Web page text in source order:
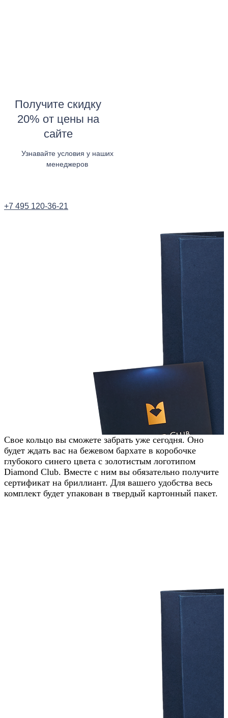
Получите скидку
20% от цены на
сайте
Узнавайте условия у наших
менеджеров
+7 495 120-36-21
Свое кольцо вы сможете забрать уже сегодня. Оно
будет ждать вас на бежевом бархате в коробочке
глубокого синего цвета с золотистым логотипом
Diamond Club. Вместе с ним вы обязательно получите
сертификат на бриллиант. Для вашего удобства весь
комплект будет упакован в твердый картонный пакет.